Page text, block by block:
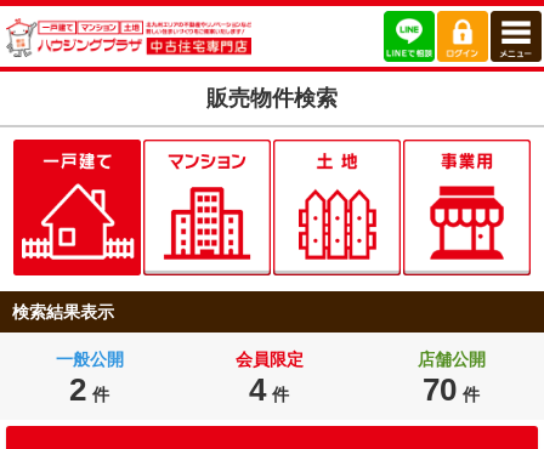
販売物件検索
検索結果表示
一般公開
2 件
会員限定
4 件
店舗公開
70 件